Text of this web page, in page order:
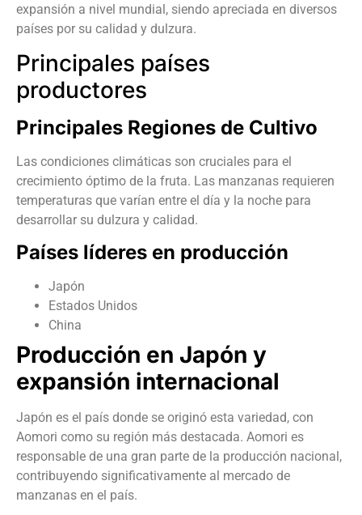
expansión a nivel mundial, siendo apreciada en diversos
países por su calidad y dulzura.
Principales países
productores
Principales Regiones de Cultivo
Las condiciones climáticas son cruciales para el
crecimiento óptimo de la fruta. Las manzanas requieren
temperaturas que varían entre el día y la noche para
desarrollar su dulzura y calidad.
Países líderes en producción
Japón
Estados Unidos
China
Producción en Japón y
expansión internacional
Japón es el país donde se originó esta variedad, con
Aomori como su región más destacada. Aomori es
responsable de una gran parte de la producción nacional,
contribuyendo significativamente al mercado de
manzanas en el país.